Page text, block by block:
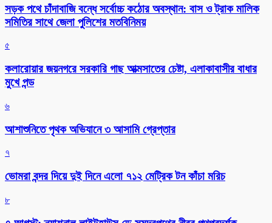
সড়ক পথে চাঁদাবাজি বন্ধে সর্বোচ্চ কঠোর অবস্থান: বাস ও ট্রাক মালিক
সমিতির সাথে জেলা পুলিশের মতবিনিময়
৫
কলারোয়ার জয়নগরে সরকারি গাছ আত্মসাতের চেষ্টা, এলাকাবাসীর বাধার
মুখে পন্ড
৬
আশাশুনিতে পৃথক অভিযানে ৩ আসামি গ্রেপ্তার
৭
ভোমরা বন্দর দিয়ে দুই দিনে এলো ৭১২ মেট্রিক টন কাঁচা মরিচ
৮